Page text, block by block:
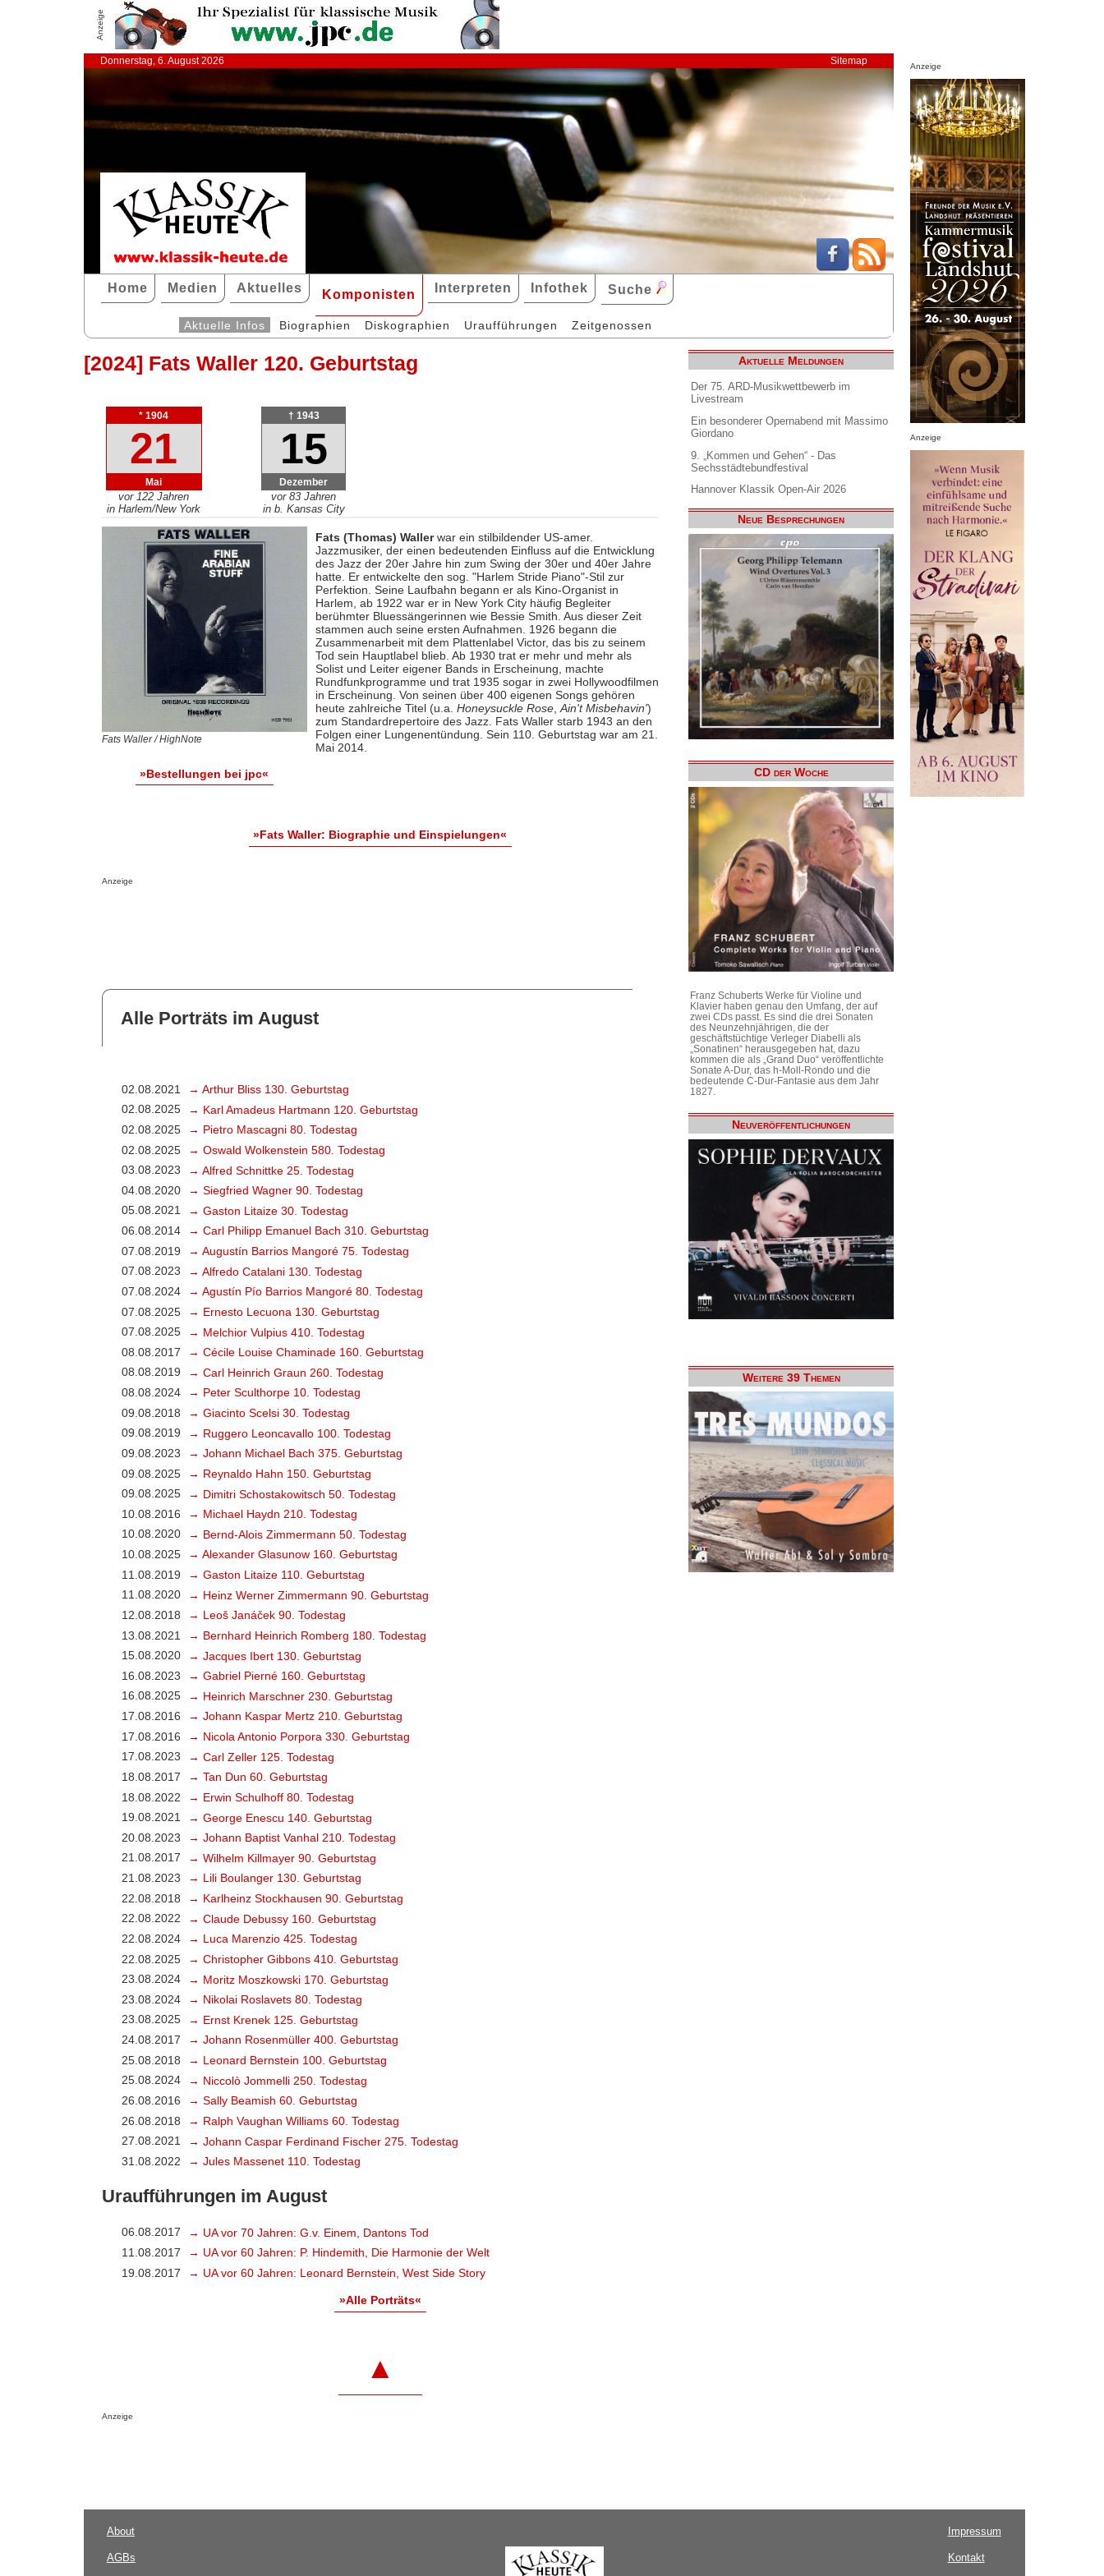
Anzeige
Donnerstag, 6. August 2026 Sitemap
Home Medien Aktuelles Komponisten Interpreten Infothek Suche
Aktuelle Infos Biographien Diskographien Uraufführungen Zeitgenossen
[2024] Fats Waller 120. Geburtstag
* 1904
21
Mai
vor 122 Jahren
in Harlem/New York
† 1943
15
Dezember
vor 83 Jahren
in b. Kansas City
Fats Waller / HighNote
»Bestellungen bei jpc«
Fats (Thomas) Wallerwar ein stilbildender US-amer.
Jazzmusiker, der einen bedeutenden Einfluss auf die Entwicklung
des Jazz der 20er Jahre hin zum Swing der 30er und 40er Jahre
hatte. Er entwickelte den sog. "Harlem Stride Piano"-Stil zur
Perfektion. Seine Laufbahn begann er als Kino-Organist in
Harlem, ab 1922 war er in New York City häufig Begleiter
berühmter Bluessängerinnen wie Bessie Smith. Aus dieser Zeit
stammen auch seine ersten Aufnahmen. 1926 begann die
Zusammenarbeit mit dem Plattenlabel Victor, das bis zu seinem
Tod sein Hauptlabel blieb. Ab 1930 trat er mehr und mehr als
Solist und Leiter eigener Bands in Erscheinung, machte
Rundfunkprogramme und trat 1935 sogar in zwei Hollywoodfilmen
in Erscheinung. Von seinen über 400 eigenen Songs gehören
heute zahlreiche Titel (u.a. Honeysuckle Rose, Ain't Misbehavin')
zum Standardrepertoire des Jazz. Fats Waller starb 1943 an den
Folgen einer Lungenentündung. Sein 110. Geburtstag war am 21.
Mai 2014.
»Fats Waller: Biographie und Einspielungen«
Anzeige
Alle Porträts im August
02.08.2021
→ Arthur Bliss 130. Geburtstag
02.08.2025
→ Karl Amadeus Hartmann 120. Geburtstag
02.08.2025
→ Pietro Mascagni 80. Todestag
02.08.2025
→ Oswald Wolkenstein 580. Todestag
03.08.2023
→ Alfred Schnittke 25. Todestag
04.08.2020
→ Siegfried Wagner 90. Todestag
05.08.2021
→ Gaston Litaize 30. Todestag
06.08.2014
→ Carl Philipp Emanuel Bach 310. Geburtstag
07.08.2019
→ Augustín Barrios Mangoré 75. Todestag
07.08.2023
→ Alfredo Catalani 130. Todestag
07.08.2024
→ Agustín Pío Barrios Mangoré 80. Todestag
07.08.2025
→ Ernesto Lecuona 130. Geburtstag
07.08.2025
→ Melchior Vulpius 410. Todestag
08.08.2017
→ Cécile Louise Chaminade 160. Geburtstag
08.08.2019
→ Carl Heinrich Graun 260. Todestag
08.08.2024
→ Peter Sculthorpe 10. Todestag
09.08.2018
→ Giacinto Scelsi 30. Todestag
09.08.2019
→ Ruggero Leoncavallo 100. Todestag
09.08.2023
→ Johann Michael Bach 375. Geburtstag
09.08.2025
→ Reynaldo Hahn 150. Geburtstag
09.08.2025
→ Dimitri Schostakowitsch 50. Todestag
10.08.2016
→ Michael Haydn 210. Todestag
10.08.2020
→ Bernd-Alois Zimmermann 50. Todestag
10.08.2025
→ Alexander Glasunow 160. Geburtstag
11.08.2019
→ Gaston Litaize 110. Geburtstag
11.08.2020
→ Heinz Werner Zimmermann 90. Geburtstag
12.08.2018
→ Leoš Janáček 90. Todestag
13.08.2021
→ Bernhard Heinrich Romberg 180. Todestag
15.08.2020
→ Jacques Ibert 130. Geburtstag
16.08.2023
→ Gabriel Pierné 160. Geburtstag
16.08.2025
→ Heinrich Marschner 230. Geburtstag
17.08.2016
→ Johann Kaspar Mertz 210. Geburtstag
17.08.2016
→ Nicola Antonio Porpora 330. Geburtstag
17.08.2023
→ Carl Zeller 125. Todestag
18.08.2017
→ Tan Dun 60. Geburtstag
18.08.2022
→ Erwin Schulhoff 80. Todestag
19.08.2021
→ George Enescu 140. Geburtstag
20.08.2023
→ Johann Baptist Vanhal 210. Todestag
21.08.2017
→ Wilhelm Killmayer 90. Geburtstag
21.08.2023
→ Lili Boulanger 130. Geburtstag
22.08.2018
→ Karlheinz Stockhausen 90. Geburtstag
22.08.2022
→ Claude Debussy 160. Geburtstag
22.08.2024
→ Luca Marenzio 425. Todestag
22.08.2025
→ Christopher Gibbons 410. Geburtstag
23.08.2024
→ Moritz Moszkowski 170. Geburtstag
23.08.2024
→ Nikolai Roslavets 80. Todestag
23.08.2025
→ Ernst Krenek 125. Geburtstag
24.08.2017
→ Johann Rosenmüller 400. Geburtstag
25.08.2018
→ Leonard Bernstein 100. Geburtstag
25.08.2024
→ Niccolò Jommelli 250. Todestag
26.08.2016
→ Sally Beamish 60. Geburtstag
26.08.2018
→ Ralph Vaughan Williams 60. Todestag
27.08.2021
→ Johann Caspar Ferdinand Fischer 275. Todestag
31.08.2022
→ Jules Massenet 110. Todestag
Uraufführungen im August
06.08.2017
→ UA vor 70 Jahren: G.v. Einem, Dantons Tod
11.08.2017
→ UA vor 60 Jahren: P. Hindemith, Die Harmonie der Welt
19.08.2017
→ UA vor 60 Jahren: Leonard Bernstein, West Side Story
»Alle Porträts«
▲
Anzeige
Aktuelle Meldungen
Der 75. ARD-Musikwettbewerb im
Livestream
Ein besonderer Opernabend mit Massimo
Giordano
9. „Kommen und Gehen“ - Das
Sechsstädtebundfestival
Hannover Klassik Open-Air 2026
Neue Besprechungen
CD der Woche
Franz Schuberts Werke für Violine und
Klavier haben genau den Umfang, der auf
zwei CDs passt. Es sind die drei Sonaten
des Neunzehnjährigen, die der
geschäftstüchtige Verleger Diabelli als
„Sonatinen“ herausgegeben hat, dazu
kommen die als „Grand Duo“ veröffentlichte
Sonate A-Dur, das h-Moll-Rondo und die
bedeutende C-Dur-Fantasie aus dem Jahr
1827.
Neuveröffentlichungen
Weitere 39 Themen
Anzeige
Anzeige
About
AGBs
Impressum
Kontakt